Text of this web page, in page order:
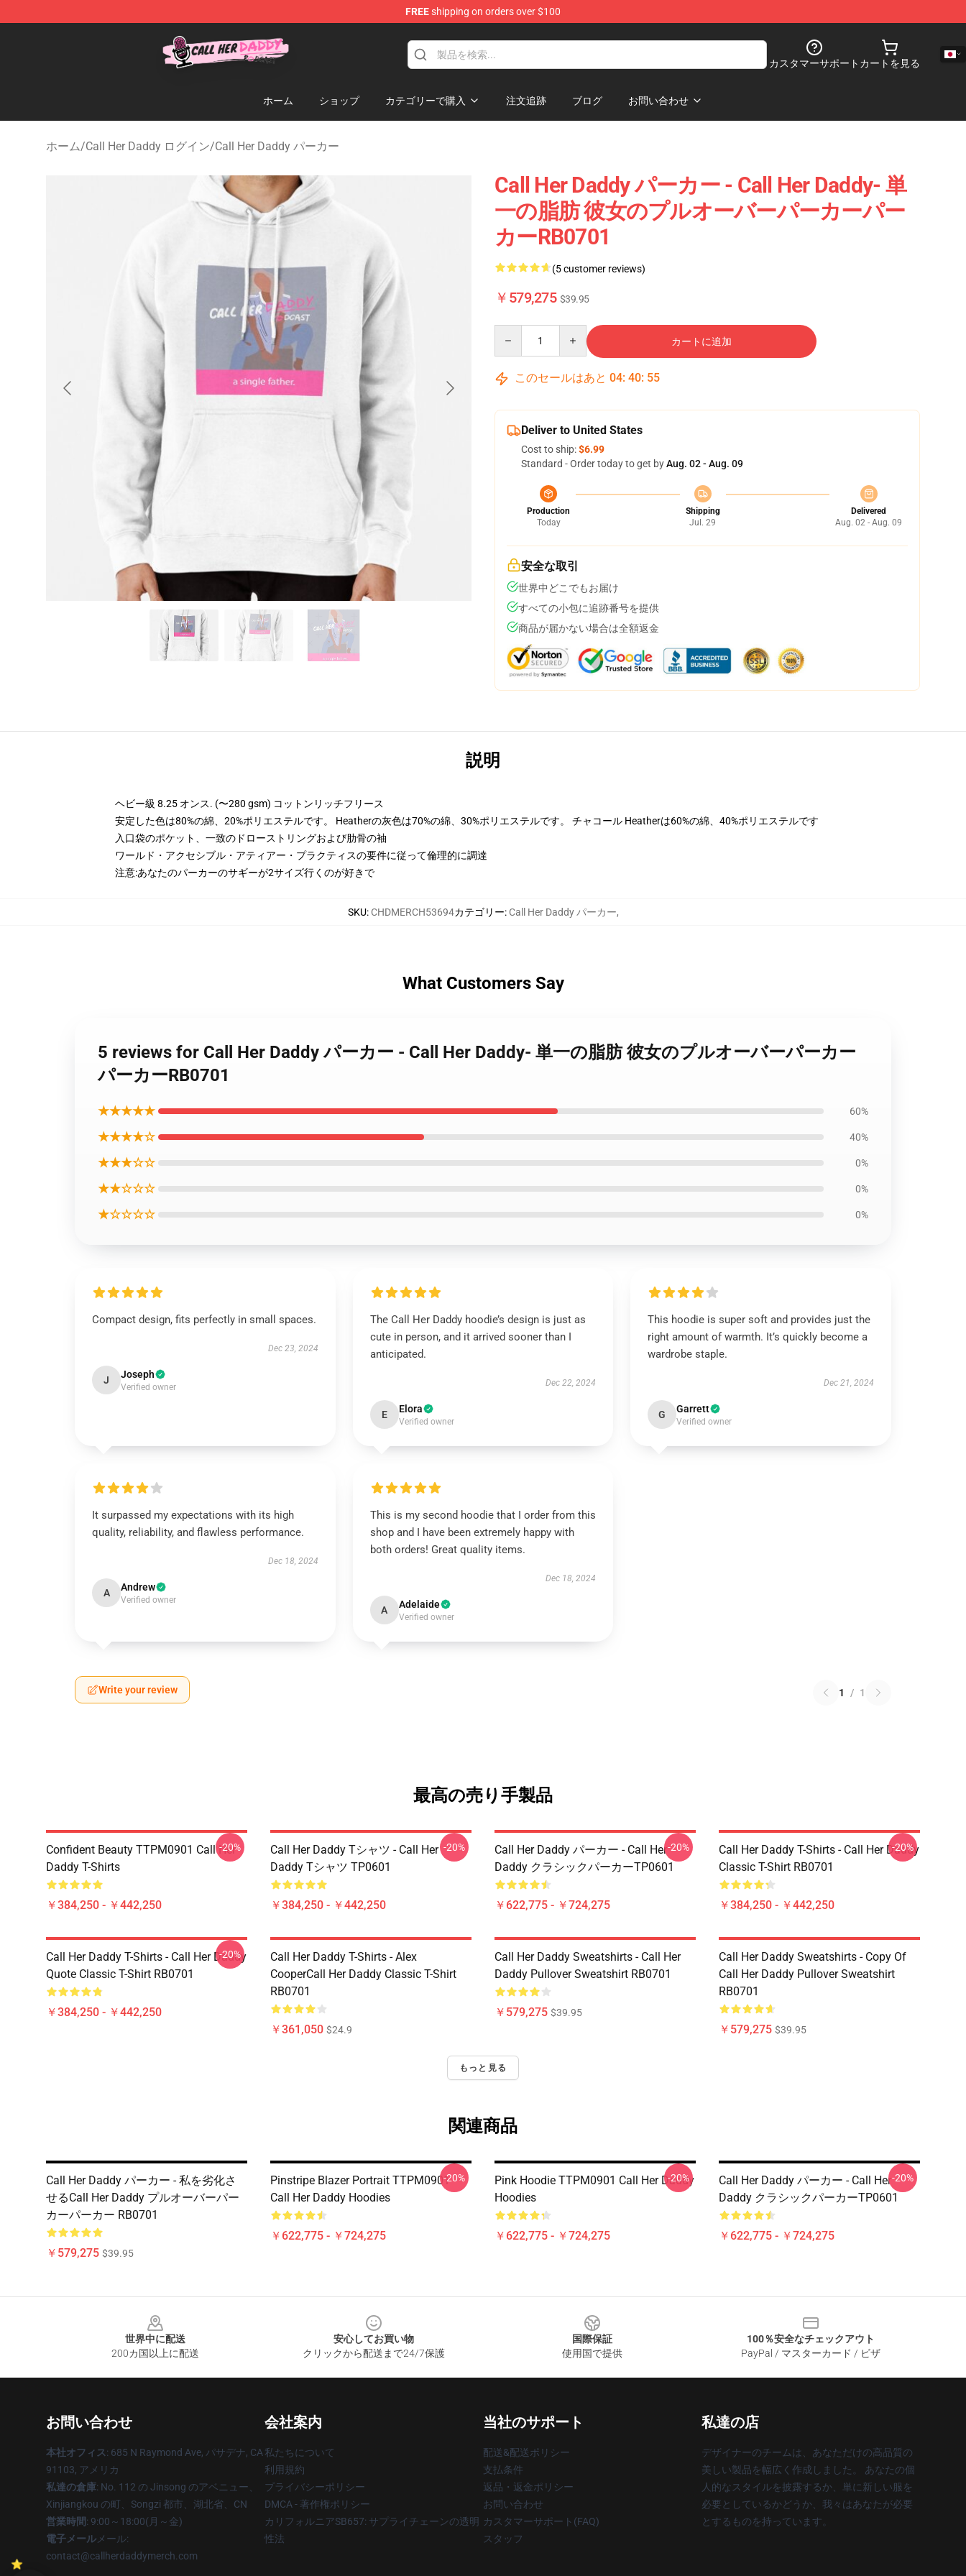
FREEshipping on orders over $100
Call Her Daddy Store - Official Call Her Daddy Merchandise Shop
カスタマーサポート カートを見る
ホーム ショップ カテゴリーで購入 注文追跡 ブログ お問い合わせ
ホーム/Call Her Daddy ログイン/Call Her Daddy パーカー
Call Her Daddy パーカー - Call Her Daddy- 単
一の脂肪 彼女のプルオーバーパーカーパー
カーRB0701
(5 customer reviews)
￥579,275 $39.95
カートに追加
このセールはあと 04: 40: 55
Deliver to United States
Cost to ship:$6.99
Standard - Order today to get byAug. 02 - Aug. 09
Production
Today
Shipping
Jul. 29
Delivered
Aug. 02 - Aug. 09
安全な取引
世界中どこでもお届け
すべての小包に追跡番号を提供
商品が届かない場合は全額返金
説明
ヘビー級 8.25 オンス. (〜280 gsm) コットンリッチフリース
安定した色は80%の綿、20%ポリエステルです。 Heatherの灰色は70%の綿、30%ポリエステルです。 チャコール Heatherは60%の綿、40%ポリエステルです
入口袋のポケット、一致のドローストリングおよび肋骨の袖
ワールド・アクセシブル・アティアー・プラクティスの要件に従って倫理的に調達
注意:あなたのパーカーのサギーが2サイズ行くのが好きで
SKU: CHDMERCH53694カテゴリー: Call Her Daddy パーカー,
What Customers Say
5 reviews for Call Her Daddy パーカー - Call Her Daddy- 単一の脂肪 彼女のプルオーバーパーカー
パーカーRB0701
★★★★★ 60%
★★★★☆ 40%
★★★☆☆ 0%
★★☆☆☆ 0%
★☆☆☆☆ 0%
Compact design, fits perfectly in small spaces.
Dec 23, 2024
J Joseph
Verified owner
The Call Her Daddy hoodie’s design is just as
cute in person, and it arrived sooner than I
anticipated.
Dec 22, 2024
E Elora
Verified owner
This hoodie is super soft and provides just the
right amount of warmth. It’s quickly become a
wardrobe staple.
Dec 21, 2024
G Garrett
Verified owner
It surpassed my expectations with its high
quality, reliability, and flawless performance.
Dec 18, 2024
A Andrew
Verified owner
This is my second hoodie that I order from this
shop and I have been extremely happy with
both orders! Great quality items.
Dec 18, 2024
A Adelaide
Verified owner
Write your review 1 / 1
最高の売り手製品
Confident Beauty TTPM0901 Call Her
Daddy T-Shirts
￥384,250 - ￥442,250
-20%
Call Her Daddy Tシャツ - Call Her
Daddy Tシャツ TP0601
￥384,250 - ￥442,250
-20%
Call Her Daddy パーカー - Call Her
Daddy クラシックパーカーTP0601
￥622,775 - ￥724,275
-20%
Call Her Daddy T-Shirts - Call Her Daddy
Classic T-Shirt RB0701
￥384,250 - ￥442,250
-20%
Call Her Daddy T-Shirts - Call Her Daddy
Quote Classic T-Shirt RB0701
￥384,250 - ￥442,250
-20%
Call Her Daddy T-Shirts - Alex
CooperCall Her Daddy Classic T-Shirt
RB0701
￥361,050 $24.9
Call Her Daddy Sweatshirts - Call Her
Daddy Pullover Sweatshirt RB0701
￥579,275 $39.95
Call Her Daddy Sweatshirts - Copy Of
Call Her Daddy Pullover Sweatshirt
RB0701
￥579,275 $39.95
もっと見る
関連商品
Call Her Daddy パーカー - 私を劣化さ
せるCall Her Daddy プルオーバーパー
カーパーカー RB0701
￥579,275 $39.95
Pinstripe Blazer Portrait TTPM0901
Call Her Daddy Hoodies
￥622,775 - ￥724,275
-20%
Pink Hoodie TTPM0901 Call Her Daddy
Hoodies
￥622,775 - ￥724,275
-20%
Call Her Daddy パーカー - Call Her
Daddy クラシックパーカーTP0601
￥622,775 - ￥724,275
-20%
世界中に配送
200カ国以上に配送
安心してお買い物
クリックから配送まで24/7保護
国際保証
使用国で提供
100％安全なチェックアウト
PayPal / マスターカード / ビザ
お問い合わせ
本社オフィス: 685 N Raymond Ave, パサデナ, CA
91103, アメリカ
私達の倉庫: No. 112 の Jinsong のアベニュー、
Xinjiangkou の町、Songzi 都市、湖北省、CN
営業時間: 9:00～18:00(月～金)
電子メール メール:
contact@callherdaddymerch.com
会社案内
私たちについて
利用規約
プライバシーポリシー
DMCA - 著作権ポリシー
カリフォルニアSB657: サプライチェーンの透明
性法
当社のサポート
配送&配送ポリシー
支払条件
返品・返金ポリシー
お問い合わせ
カスタマーサポート(FAQ)
スタッフ
私達の店
デザイナーのチームは、あなただけの高品質の
美しい製品を幅広く作成しました。 あなたの個
人的なスタイルを披露するか、単に新しい服を
必要としているかどうか、我々はあなたが必要
とするものを持っています。